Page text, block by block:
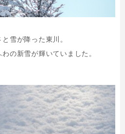
雪が降った東川。
の新雪が輝いていました。